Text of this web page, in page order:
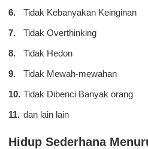
Tidak Kebanyakan Keinginan
Tidak Overthinking
Tidak Hedon
Tidak Mewah-mewahan
Tidak Dibenci Banyak orang
dan lain lain
Hidup Sederhana